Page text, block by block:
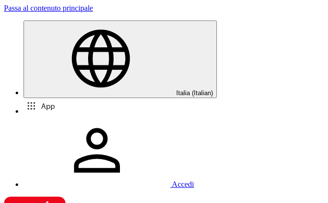
Passa al contenuto principale
Italia (Italian)
App
Accedi